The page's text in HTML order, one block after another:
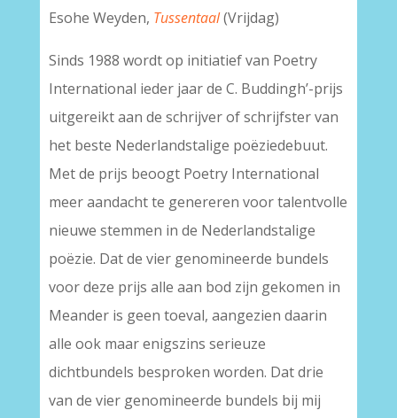
Esohe Weyden, Tussentaal(Vrijdag)
Sinds 1988 wordt op initiatief van Poetry
International ieder jaar de C. Buddingh’-prijs
uitgereikt aan de schrijver of schrijfster van
het beste Nederlandstalige poëziedebuut.
Met de prijs beoogt Poetry International
meer aandacht te genereren voor talentvolle
nieuwe stemmen in de Nederlandstalige
poëzie. Dat de vier genomineerde bundels
voor deze prijs alle aan bod zijn gekomen in
Meander is geen toeval, aangezien daarin
alle ook maar enigszins serieuze
dichtbundels besproken worden. Dat drie
van de vier genomineerde bundels bij mij